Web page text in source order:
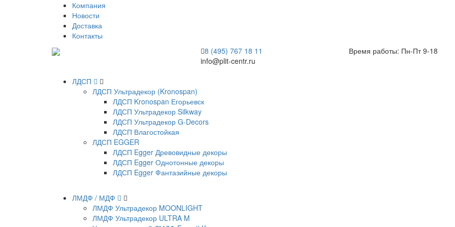
Компания
Новости
Доставка
Контакты
8 (495) 767 18 11
info@plit-centr.ru
Время работы: Пн-Пт 9-18
ЛДСП
ЛДСП Ультрадекор (Kronospan)
ЛДСП Kronospan Егорьевск
ЛДСП Ультрадекор Silkway
ЛДСП Ультрадекор G-Decors
ЛДСП Влагостойкая
ЛДСП EGGER
ЛДСП Egger Древовидные декоры
ЛДСП Egger Однотонные декоры
ЛДСП Egger Фантазийные декоры
ЛМДФ / МДФ
ЛМДФ Ультрадекор MOONLIGHT
ЛМДФ Ультрадекор ULTRA M